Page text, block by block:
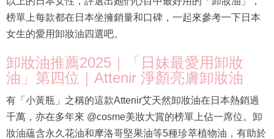
榜單上每款都在日本坐擁銷量和口碑，一起來參考一下日本
女生的愛用卸妝油四選吧。
卸妝油推薦2025｜「日妹最愛用卸妝
油」第四位｜Attenir 淨顏亮膚卸妝油
有「小黃瓶」之稱的這款Attenir艾天然卸妝油在日本熱銷過
千萬，亦在多年來 @cosme美妝大賞的榜單上佔一席位。卸
妝油蘊含永久花油和摩洛哥堅果油等5種珍萃植物油，有助於